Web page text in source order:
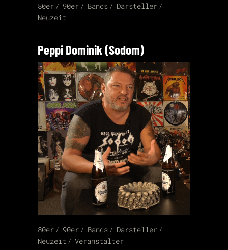
80er 90er Bands
Darsteller
Neuzeit
Peppi Dominik (Sodom)
80er 90er Bands
Darsteller
Neuzeit
Veranstalter